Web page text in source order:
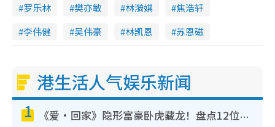
罗乐林
樊亦敏 林漪娸
焦浩轩
李伟健
吴伟豪 林凯恩 苏恩磁
港生活人气娱乐新闻
1 《爱·回家》隐形富豪卧虎藏龙！盘点12位财气逼人的有钱艺人：这位美女3亿身家不愁做